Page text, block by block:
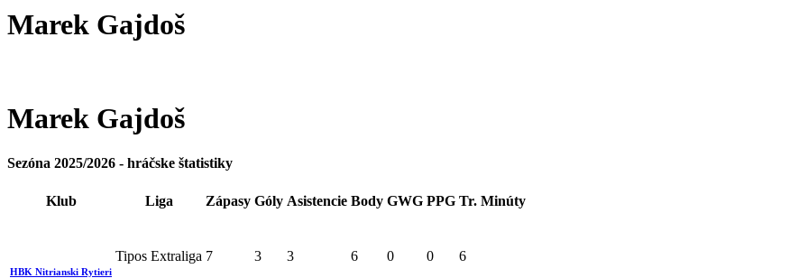
Marek Gajdoš
Marek Gajdoš
Sezóna 2025/2026 - hráčske štatistiky
Klub Liga Zápasy Góly Asistencie Body GWG PPG Tr. Minúty
HBK Nitrianski Rytieri
Tipos Extraliga 7 3 3 6 0 0 6